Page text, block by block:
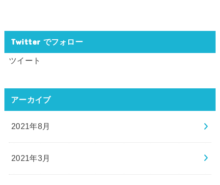
Twitter でフォロー
ツイート
アーカイブ
2021年8月
2021年3月